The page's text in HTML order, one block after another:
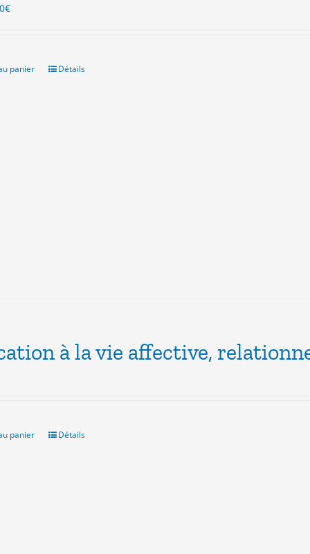
€Le
3.00€.
panier Détails
à la vie affective,
panier Détails